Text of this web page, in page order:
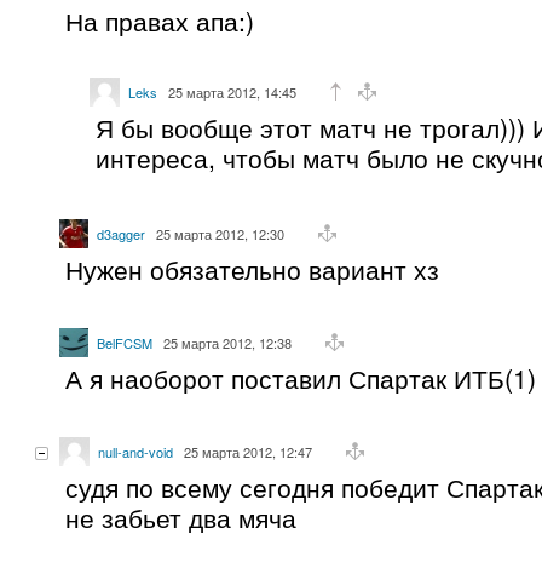
На правах апа:)
Leks 25 марта 2012, 14:45
Я бы вообще этот матч не трогал)))
интереса, чтобы матч было не
d3agger 25 марта 2012, 12:30
Нужен обязательно вариант хз
BelFCSM 25 марта 2012, 12:38
А я наоборот поставил Спартак
null-and-void 25 марта 2012, 12:47
судя по всему сегодня победит
не забьет два мяча